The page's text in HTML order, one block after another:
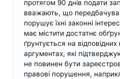
протягом 90 днів подати
вважають, що
порушує їхні законні
має містити достатнє
ґрунтується на
аргументах, які
не повинен бути
правові порушення,